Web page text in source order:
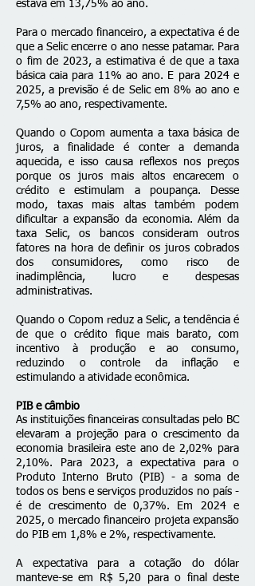
estava em 13,75% ao ano.
Para o mercado financeiro, a expectativa é de
que a Selic encerre o ano nesse patamar. Para
o fim de 2023, a estimativa é de que a taxa
básica caia para 11% ao ano. E para 2024 e
2025, a previsão é de Selic em 8% ao ano e
7,5% ao ano, respectivamente.
Quando o Copom aumenta a taxa básica de
juros, a finalidade é conter a demanda
aquecida, e isso causa reflexos nos preços
porque os juros mais altos encarecem o
crédito e estimulam a poupança. Desse
modo, taxas mais altas também podem
dificultar a expansão da economia. Além da
taxa Selic, os bancos consideram outros
fatores na hora de definir os juros cobrados
dos consumidores, como risco de
inadimplência, lucro e despesas
administrativas.
Quando o Copom reduz a Selic, a tendência é
de que o crédito fique mais barato, com
incentivo à produção e ao consumo,
reduzindo o controle da inflação e
estimulando a atividade econômica.
PIB e câmbio
As instituições financeiras consultadas pelo BC
elevaram a projeção para o crescimento da
economia brasileira este ano de 2,02% para
2,10%. Para 2023, a expectativa para o
Produto Interno Bruto (PIB) - a soma de
todos os bens e serviços produzidos no país -
é de crescimento de 0,37%. Em 2024 e
2025, o mercado financeiro projeta expansão
do PIB em 1,8% e 2%, respectivamente.
A expectativa para a cotação do dólar
manteve-se em R$ 5,20 para o final deste